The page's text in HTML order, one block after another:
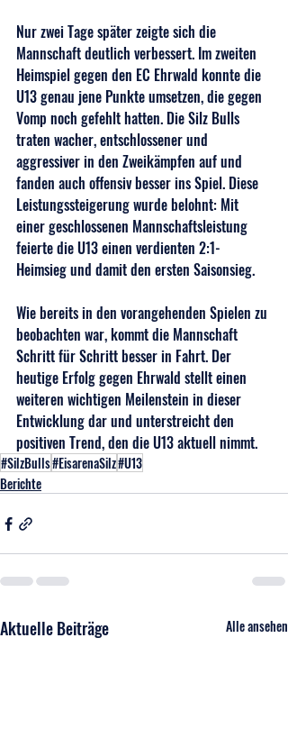
Nur zwei Tage später zeigte sich die
Mannschaft deutlich verbessert. Im zweiten
Heimspiel gegen den EC Ehrwald konnte die
U13 genau jene Punkte umsetzen, die gegen
Vomp noch gefehlt hatten. Die Silz Bulls
traten wacher, entschlossener und
aggressiver in den Zweikämpfen auf und
fanden auch offensiv besser ins Spiel. Diese
Leistungssteigerung wurde belohnt: Mit
einer geschlossenen Mannschaftsleistung
feierte die U13 einen verdienten 2:1-
Heimsieg und damit den ersten Saisonsieg.
Wie bereits in den vorangehenden Spielen zu
beobachten war, kommt die Mannschaft
Schritt für Schritt besser in Fahrt. Der
heutige Erfolg gegen Ehrwald stellt einen
weiteren wichtigen Meilenstein in dieser
Entwicklung dar und unterstreicht den
positiven Trend, den die U13 aktuell nimmt.
#SilzBulls#EisarenaSilz#U13
Berichte
Aktuelle Beiträge Alle ansehen